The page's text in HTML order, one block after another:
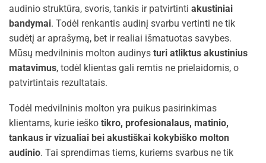
audinio struktūra, svoris, tankis ir patvirtinti akustiniai
bandymai. Todėl renkantis audinį svarbu vertinti ne tik
sudėtį ar aprašymą, bet ir realiai išmatuotas savybes.
Mūsų medvilninis molton audinys turi atliktus akustinius
matavimus, todėl klientas gali remtis ne prielaidomis, o
patvirtintais rezultatais.
Todėl medvilninis molton yra puikus pasirinkimas
klientams, kurie ieško tikro, profesionalaus, matinio,
tankaus ir vizualiai bei akustiškai kokybiško molton
audinio. Tai sprendimas tiems, kuriems svarbus ne tik